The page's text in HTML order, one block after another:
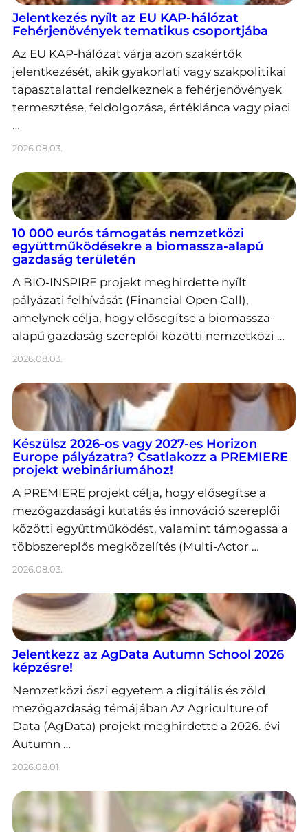
Jelentkezés nyílt az EU KAP-hálózat
Fehérjenövények tematikus csoportjába
Az EU KAP-hálózat várja azon szakértők
jelentkezését, akik gyakorlati vagy szakpolitikai
tapasztalattal rendelkeznek a fehérjenövények
termesztése, feldolgozása, értéklánca vagy piaci
…
2026.08.03.
10 000 eurós támogatás nemzetközi
együttműködésekre a biomassza-alapú
gazdaság területén
A BIO-INSPIRE projekt meghirdette nyílt
pályázati felhívását (Financial Open Call),
amelynek célja, hogy elősegítse a biomassza-
alapú gazdaság szereplői közötti nemzetközi …
2026.08.03.
Készülsz 2026-os vagy 2027-es Horizon
Europe pályázatra? Csatlakozz a PREMIERE
projekt webináriumához!
A PREMIERE projekt célja, hogy elősegítse a
mezőgazdasági kutatás és innováció szereplői
közötti együttműködést, valamint támogassa a
többszereplős megközelítés (Multi-Actor …
2026.08.03.
Jelentkezz az AgData Autumn School 2026
képzésre!
Nemzetközi őszi egyetem a digitális és zöld
mezőgazdaság témájában Az Agriculture of
Data (AgData) projekt meghirdette a 2026. évi
Autumn …
2026.08.01.